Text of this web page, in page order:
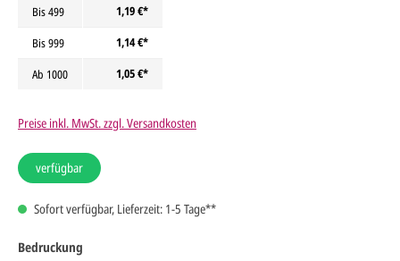
Bis499
1,19 €*
Bis999
1,14 €*
Ab 1000 1,05 €*
Preise inkl. MwSt. zzgl. Versandkosten
verfügbar
Sofort verfügbar, Lieferzeit: 1-5 Tage**
Bedruckung